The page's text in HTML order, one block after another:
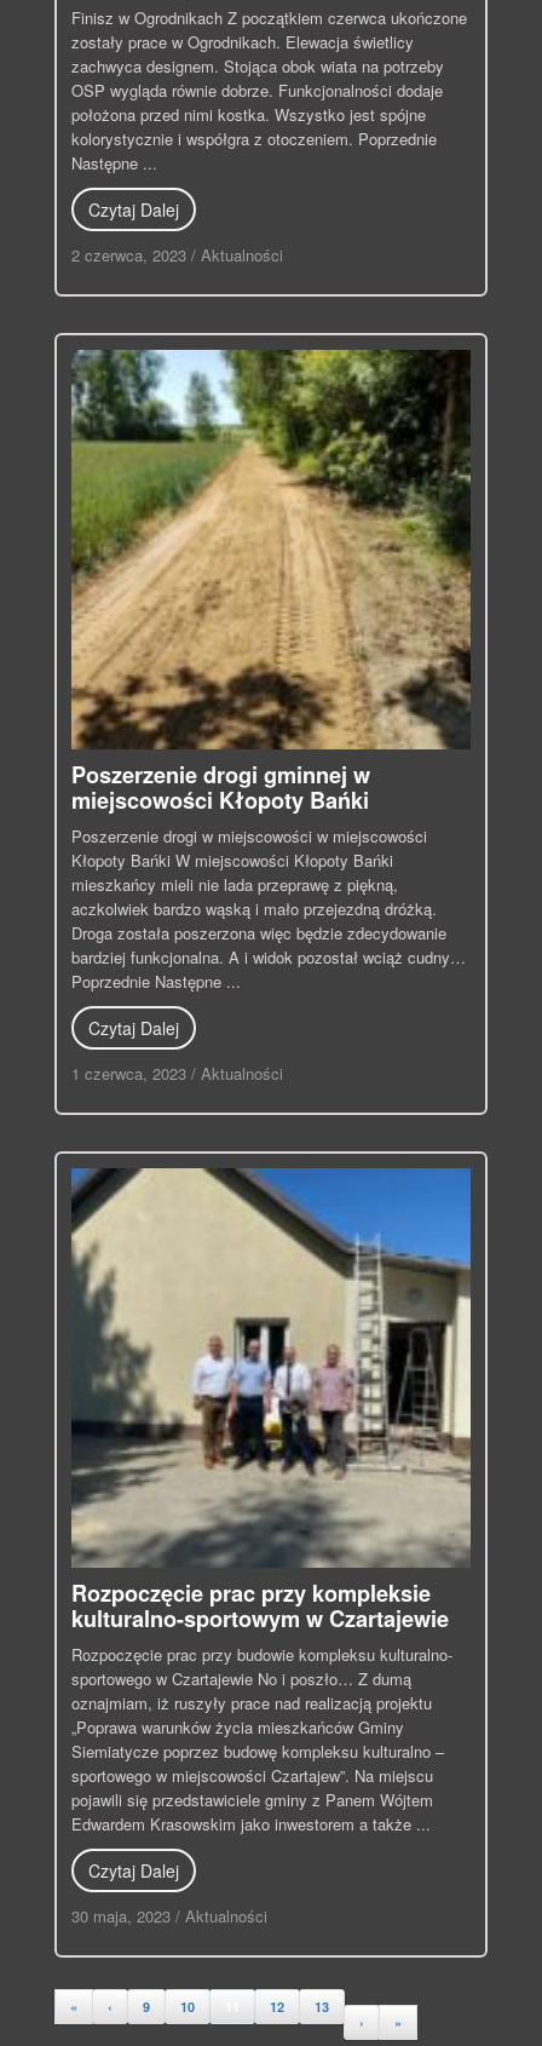
Finisz w Ogrodnikach Z początkiem czerwca ukończone
zostały prace w Ogrodnikach. Elewacja świetlicy
zachwyca designem. Stojąca obok wiata na potrzeby
OSP wygląda równie dobrze. Funkcjonalności dodaje
położona przed nimi kostka. Wszystko jest spójne
kolorystycznie i współgra z otoczeniem. Poprzednie
Następne ...
Czytaj Dalej
2 czerwca, 2023 / Aktualności
Poszerzenie drogi gminnej w
miejscowości Kłopoty Bańki
Poszerzenie drogi w miejscowości w miejscowości
Kłopoty Bańki W miejscowości Kłopoty Bańki
mieszkańcy mieli nie lada przeprawę z piękną,
aczkolwiek bardzo wąską i mało przejezdną dróżką.
Droga została poszerzona więc będzie zdecydowanie
bardziej funkcjonalna. A i widok pozostał wciąż cudny…
Poprzednie Następne ...
Czytaj Dalej
1 czerwca, 2023 / Aktualności
Rozpoczęcie prac przy kompleksie
kulturalno-sportowym w Czartajewie
Rozpoczęcie prac przy budowie kompleksu kulturalno-
sportowego w Czartajewie No i poszło… Z dumą
oznajmiam, iż ruszyły prace nad realizacją projektu
„Poprawa warunków życia mieszkańców Gminy
Siemiatycze poprzez budowę kompleksu kulturalno –
sportowego w miejscowości Czartajew”. Na miejscu
pojawili się przedstawiciele gminy z Panem Wójtem
Edwardem Krasowskim jako inwestorem a także ...
Czytaj Dalej
30 maja, 2023 / Aktualności
« ‹ 9 10 12
13
›
»